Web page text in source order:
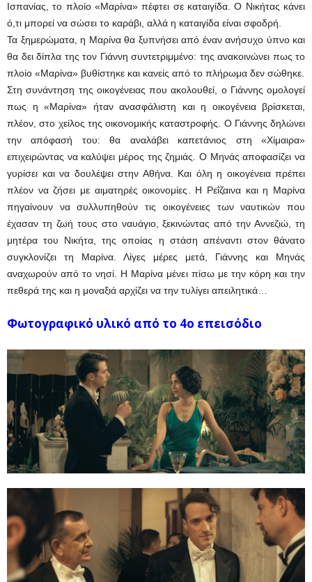
Ισπανίας, το πλοίο «Μαρίνα» πέφτει σε καταιγίδα. Ο Νικήτας κάνει
ό,τι μπορεί να σώσει το καράβι, αλλά η καταιγίδα είναι σφοδρή.
Τα ξημερώματα, η Μαρίνα θα ξυπνήσει από έναν ανήσυχο ύπνο και
θα δει δίπλα της τον Γιάννη συντετριμμένο: της ανακοινώνει πως το
πλοίο «Μαρίνα» βυθίστηκε και κανείς από το πλήρωμα δεν σώθηκε.
Στη συνάντηση της οικογένειας που ακολουθεί, ο Γιάννης ομολογεί
πως η «Μαρίνα» ήταν ανασφάλιστη και η οικογένεια βρίσκεται,
πλέον, στο χείλος της οικονομικής καταστροφής. Ο Γιάννης δηλώνει
την απόφασή του: θα αναλάβει καπετάνιος στη «Χίμαιρα»
επιχειρώντας να καλύψει μέρος της ζημιάς. Ο Μηνάς αποφασίζει να
γυρίσει και να δουλέψει στην Αθήνα. Και όλη η οικογένεια πρέπει
πλέον να ζήσει με αιματηρές οικονομίες. Η Ρεΐζαινα και η Μαρίνα
πηγαίνουν να συλλυπηθούν τις οικογένειες των ναυτικών που
έχασαν τη ζωή τους στο ναυάγιο, ξεκινώντας από την Αννεζιώ, τη
μητέρα του Νικήτα, της οποίας η στάση απέναντι στον θάνατο
συγκλονίζει τη Μαρίνα. Λίγες μέρες μετά, Γιάννης και Μηνάς
αναχωρούν από το νησί. Η Μαρίνα μένει πίσω με την κόρη και την
πεθερά της και η μοναξιά αρχίζει να την τυλίγει απειλητικά…
Φωτογραφικό υλικό από το 4ο επεισόδιο